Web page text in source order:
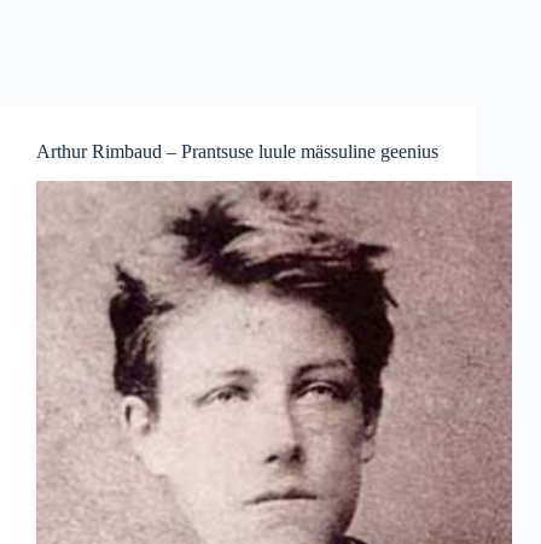
Arthur Rimbaud – Prantsuse luule mässuline geenius